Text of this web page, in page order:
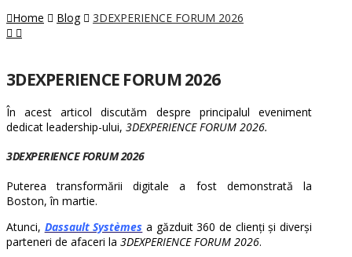
Home
Blog 3DEXPERIENCE FORUM 2026
3DEXPERIENCE FORUM 2026
În acest articol discutăm despre principalul eveniment
dedicat leadership-ului, 3DEXPERIENCE FORUM 2026.
3DEXPERIENCE FORUM 2026
Puterea transformării digitale a fost demonstrată la
Boston, în martie.
Atunci, Dassault Systèmes a găzduit 360 de clienți și diverși
parteneri de afaceri la 3DEXPERIENCE FORUM 2026.